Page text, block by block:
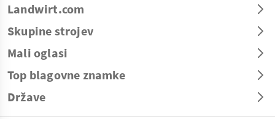
Landwirt.com
Skupine strojev
Mali oglasi
Top blagovne znamke
Države